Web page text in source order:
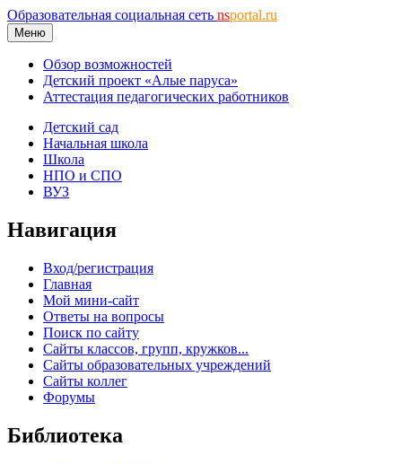
Образовательная социальная сеть nsportal.ru
Меню
Обзор возможностей
Детский проект «Алые паруса»
Аттестация педагогических работников
Детский сад
Начальная школа
Школа
НПО и СПО
ВУЗ
Навигация
Вход/регистрация
Главная
Мой мини-сайт
Ответы на вопросы
Поиск по сайту
Сайты классов, групп, кружков...
Сайты образовательных учреждений
Сайты коллег
Форумы
Библиотека